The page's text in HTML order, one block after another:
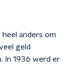
anders om
geld
In 1936 werd er